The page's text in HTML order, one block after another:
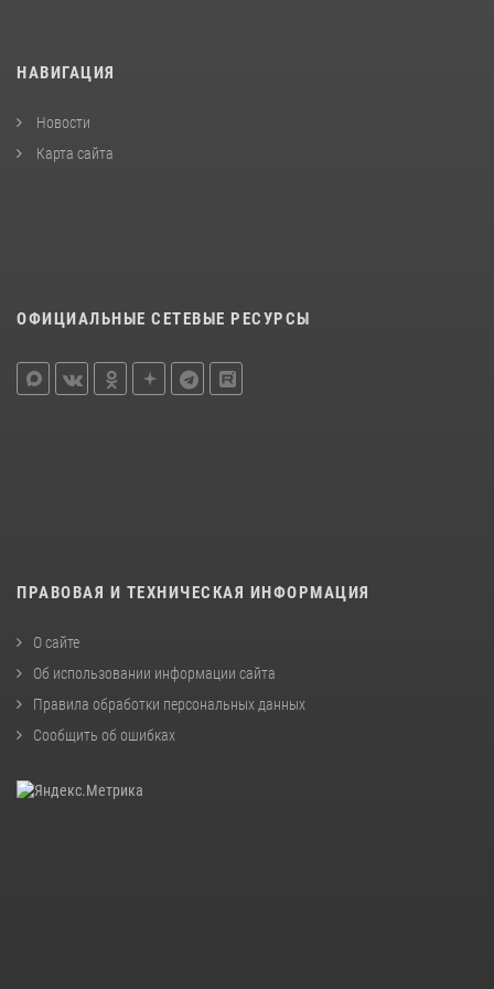
НАВИГАЦИЯ
Новости
Карта сайта
ОФИЦИАЛЬНЫЕ СЕТЕВЫЕ РЕСУРСЫ
ПРАВОВАЯ И ТЕХНИЧЕСКАЯ ИНФОРМАЦИЯ
О сайте
Об использовании информации сайта
Правила обработки персональных данных
Сообщить об ошибках